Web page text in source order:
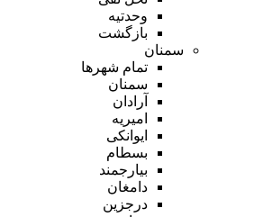
وحدتیه
بازگشت
سمنان
تمام شهر‌ها
سمنان
آرادان
امیریه
ایوانکی
بسطام
بیارجمند
دامغان
درجزین